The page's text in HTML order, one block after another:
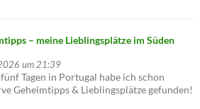
– meine Lieblingsplätze im Süden
um 21:39
Tagen in Portugal habe ich schon
Geheimtipps & Lieblingsplätze gefunden!